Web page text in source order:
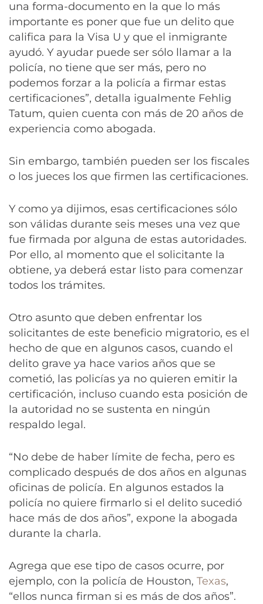
una forma-documento en la que lo más
importante es poner que fue un delito que
califica para la Visa U y que el inmigrante
ayudó. Y ayudar puede ser sólo llamar a la
policía, no tiene que ser más, pero no
podemos forzar a la policía a firmar estas
certificaciones”, detalla igualmente Fehlig
Tatum, quien cuenta con más de 20 años de
experiencia como abogada.
Sin embargo, también pueden ser los fiscales
o los jueces los que firmen las certificaciones.
Y como ya dijimos, esas certificaciones sólo
son válidas durante seis meses una vez que
fue firmada por alguna de estas autoridades.
Por ello, al momento que el solicitante la
obtiene, ya deberá estar listo para comenzar
todos los trámites.
Otro asunto que deben enfrentar los
solicitantes de este beneficio migratorio, es el
hecho de que en algunos casos, cuando el
delito grave ya hace varios años que se
cometió, las policías ya no quieren emitir la
certificación, incluso cuando esta posición de
la autoridad no se sustenta en ningún
respaldo legal.
“No debe de haber límite de fecha, pero es
complicado después de dos años en algunas
oficinas de policía. En algunos estados la
policía no quiere firmarlo si el delito sucedió
hace más de dos años”, expone la abogada
durante la charla.
Agrega que ese tipo de casos ocurre, por
ejemplo, con la policía de Houston, Texas,
“ellos nunca firman si es más de dos años”.